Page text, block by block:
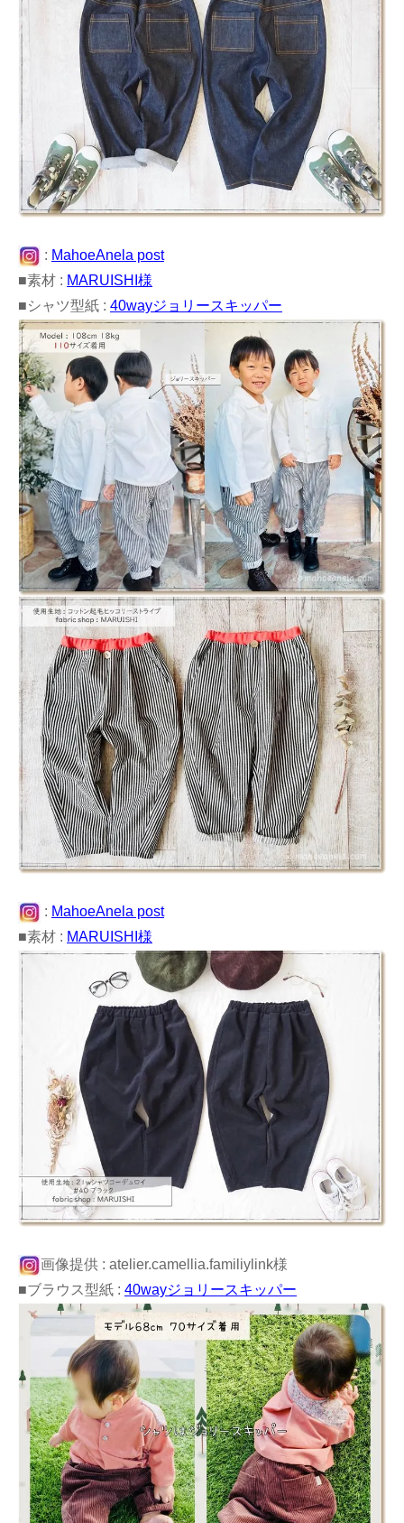
: MahoeAnela post
■素材 : MARUISHI様
■シャツ型紙 : 40wayジョリースキッパー
: MahoeAnela post
■素材 : MARUISHI様
画像提供 : atelier.camellia.familiylink様
■ブラウス型紙 : 40wayジョリースキッパー